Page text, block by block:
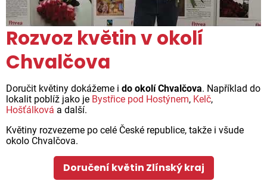
Rozvoz květin v okolí
Chvalčova
Doručit květiny dokážeme i do okolí Chvalčova. Například do
lokalit poblíž jako je Bystřice pod Hostýnem, Kelč,
Hošťálková a další.
Květiny rozvezeme po celé České republice, takže i všude
okolo Chvalčova.
Doručení květin Zlínský kraj